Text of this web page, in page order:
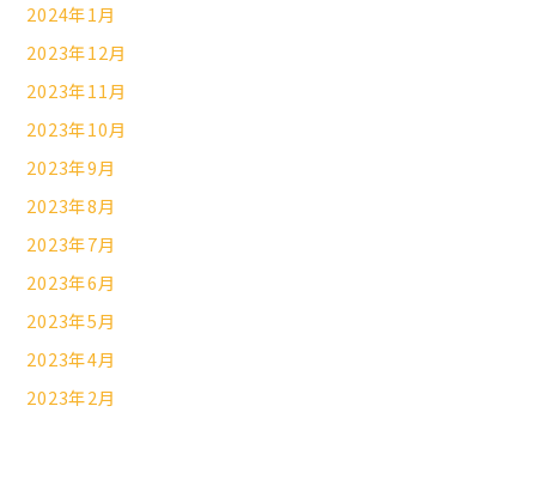
2024年1月
2023年12月
2023年11月
2023年10月
2023年9月
2023年8月
2023年7月
2023年6月
2023年5月
2023年4月
2023年2月